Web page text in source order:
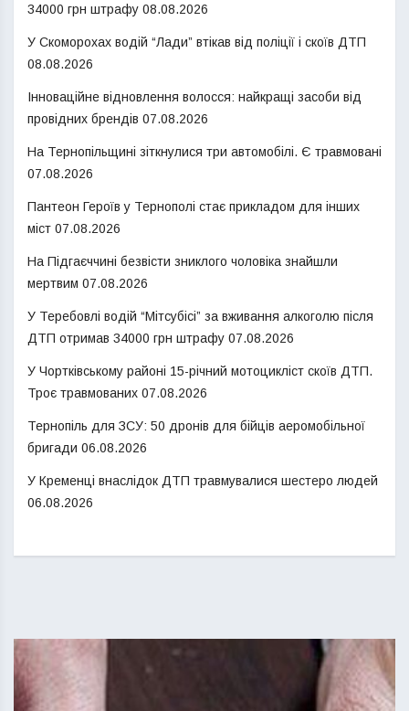
34000 грн штрафу 08.08.2026
У Скоморохах водій “Лади” втікав від поліції і скоїв ДТП
08.08.2026
Інноваційне відновлення волосся: найкращі засоби від
провідних брендів 07.08.2026
На Тернопільщині зіткнулися три автомобілі. Є травмовані
07.08.2026
Пантеон Героїв у Тернополі стає прикладом для інших
міст 07.08.2026
На Підгаєччині безвісти зниклого чоловіка знайшли
мертвим 07.08.2026
У Теребовлі водій “Мітсубісі” за вживання алкоголю після
ДТП отримав 34000 грн штрафу 07.08.2026
У Чортківському районі 15-річний мотоцикліст скоїв ДТП.
Троє травмованих 07.08.2026
Тернопіль для ЗСУ: 50 дронів для бійців аеромобільної
бригади 06.08.2026
У Кременці внаслідок ДТП травмувалися шестеро людей
06.08.2026